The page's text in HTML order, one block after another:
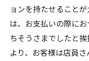
ョンを持たせること
は、お支払いの際に
ちそうさまでしたと
より、お客様は店員